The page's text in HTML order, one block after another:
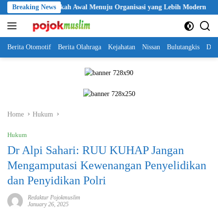
Skip
to
content
Breaking News
Jadi Langkah Awal Menuju Organisasi yang Lebih Modern
Berita Otomotif Berita Olahraga Kejahatan Nissan Bulutangkis
Home Hukum
Hukum
Dr Alpi Sahari: RUU KUHAP Jangan
Mengamputasi Kewenangan Penyelidikan
dan Penyidikan Polri
Redaktur Pojokmuslim
January 26, 2025